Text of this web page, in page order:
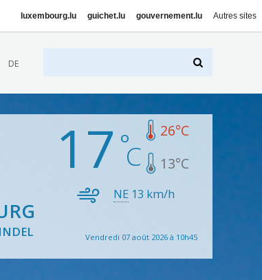
luxembourg.lu guichet.lu gouvernement.lu Autres sites
DE
17 26°C
13°C
NE 13 km/h
Vendredi 07 août 2026 à 10h45